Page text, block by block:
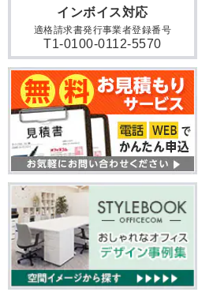
インボイス対応
適格請求書発行事業者登録番号
T1-0100-0112-5570